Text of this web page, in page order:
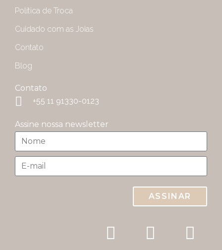
Política de Troca
Cuidado com as Joias
Contato
Blog
Contato
+55 11 91330-0123
Assine nossa newsletter
ASSINAR